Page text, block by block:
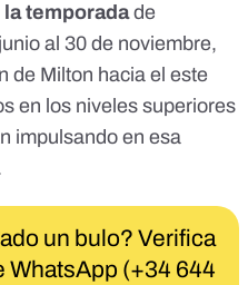
temporadade
al 30 de noviembre,
de Milton hacia el este
en los niveles superiores
impulsando en esa
un bulo? Verifica
WhatsApp (+34 644